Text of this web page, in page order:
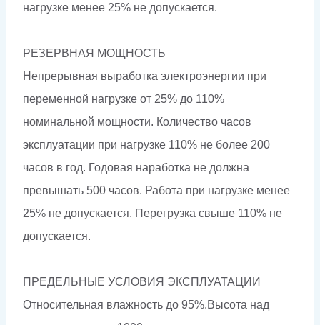
нагрузке менее 25% не допускается.
РЕЗЕРВНАЯ МОЩНОСТЬ
Непрерывная выработка электроэнергии при
переменной нагрузке от 25% до 110%
номинальной мощности. Количество часов
эксплуатации при нагрузке 110% не более 200
часов в год. Годовая наработка не должна
превышать 500 часов. Работа при нагрузке менее
25% не допускается. Перегрузка свыше 110% не
допускается.
ПРЕДЕЛЬНЫЕ УСЛОВИЯ ЭКСПЛУАТАЦИИ
Относительная влажность до 95%.Высота над